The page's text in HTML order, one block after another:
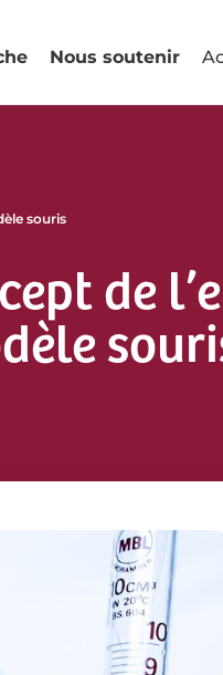
Nous soutenir
souris
de